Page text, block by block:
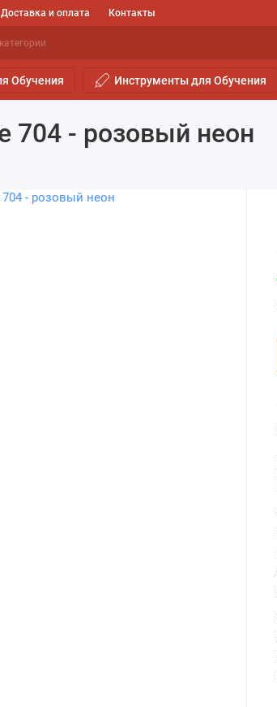
Доставка и оплата Контакты
Обучения Инструменты для Обучения
704 - розовый неон